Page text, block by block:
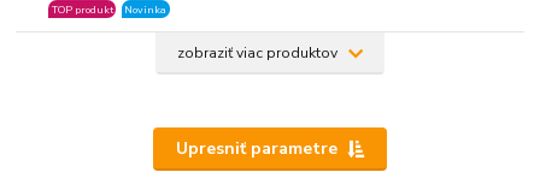
TOP produkt Novinka
zobraziť viac produktov
Upresniť parametre